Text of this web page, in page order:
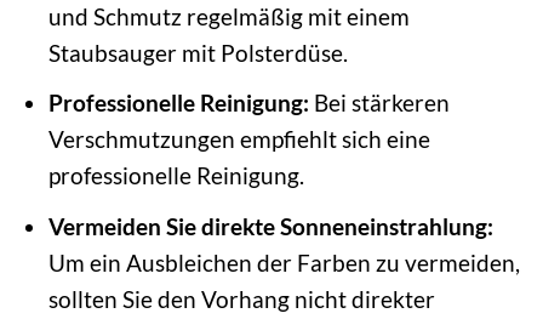
und Schmutz regelmäßig mit einem
Staubsauger mit Polsterdüse.
Professionelle Reinigung: Bei stärkeren
Verschmutzungen empfiehlt sich eine
professionelle Reinigung.
Vermeiden Sie direkte Sonneneinstrahlung:
Um ein Ausbleichen der Farben zu vermeiden,
sollten Sie den Vorhang nicht direkter